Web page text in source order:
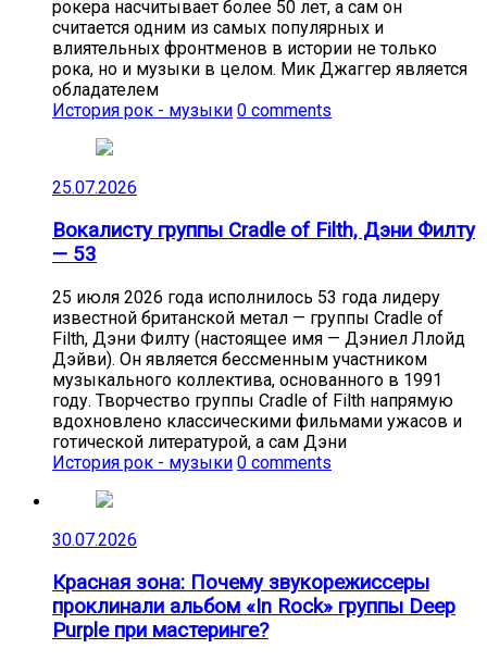
рокера насчитывает более 50 лет, а сам он
считается одним из самых популярных и
влиятельных фронтменов в истории не только
рока, но и музыки в целом. Мик Джаггер является
обладателем
История рок - музыки 0 comments
25.07.2026
Вокалисту группы Cradle of Filth, Дэни Филту
— 53
25 июля 2026 года исполнилось 53 года лидеру
известной британской метал — группы Cradle of
Filth, Дэни Филту (настоящее имя — Дэниел Ллойд
Дэйви). Он является бессменным участником
музыкального коллектива, основанного в 1991
году. Творчество группы Cradle of Filth напрямую
вдохновлено классическими фильмами ужасов и
готической литературой, а сам Дэни
История рок - музыки 0 comments
30.07.2026
Красная зона: Почему звукорежиссеры
проклинали альбом «In Rock» группы Deep
Purple при мастеринге?